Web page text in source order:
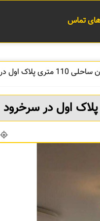
های تماس
پلاک اول در سرخرود